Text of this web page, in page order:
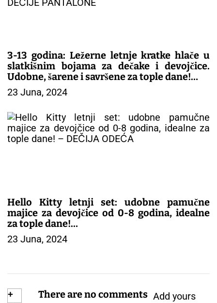
3-13 godina: Ležerne letnje kratke hlače u
slatkišnim bojama za dečake i devojčice.
Udobne, šarene i savršene za tople dane!
– DEČIJE PANTALONE
23 Juna, 2024
Hello Kitty letnji set: udobne pamučne
majice za devojčice od 0-8 godina, idealne
za tople dane!
– DEČIJA ODEĆA
23 Juna, 2024
+ There are no comments Add yours